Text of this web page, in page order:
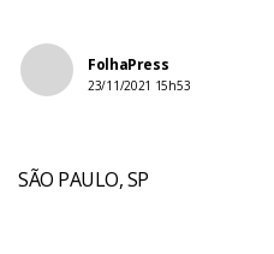
FolhaPress
23/11/2021 15h53
SÃO PAULO, SP